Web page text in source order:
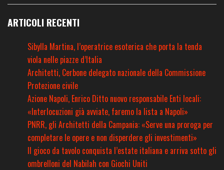
ARTICOLI RECENTI
Sibylla Martina, l’operatrice esoterica che porta la tenda
viola nelle piazze d’Italia
Architetti, Cerbone delegato nazionale della Commissione
Protezione civile
Azione Napoli, Enrico Ditto nuovo responsabile Enti locali:
«Interlocuzioni già avviate, faremo la lista a Napoli»
PNRR, gli Architetti della Campania: «Serve una proroga per
completare le opere e non disperdere gli investimenti»
Il gioco da tavolo conquista l’estate italiana e arriva sotto gli
ombrelloni del Nabilah con Giochi Uniti